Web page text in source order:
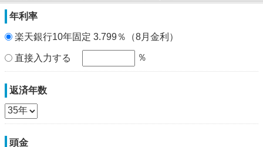
年利率
楽天銀行10年固定 3.799％（8月金利）
直接入力する ％
返済年数
頭金